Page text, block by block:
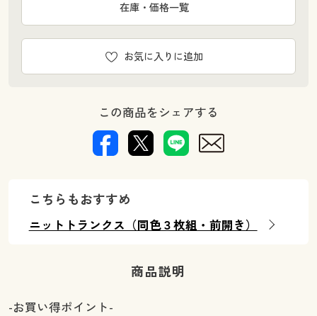
お気に入りに追加
在庫・価格一覧
この商品をシェアする
こちらもおすすめ
ニットトランクス（同色３枚組・前開き）
商品説明
-お買い得ポイント-